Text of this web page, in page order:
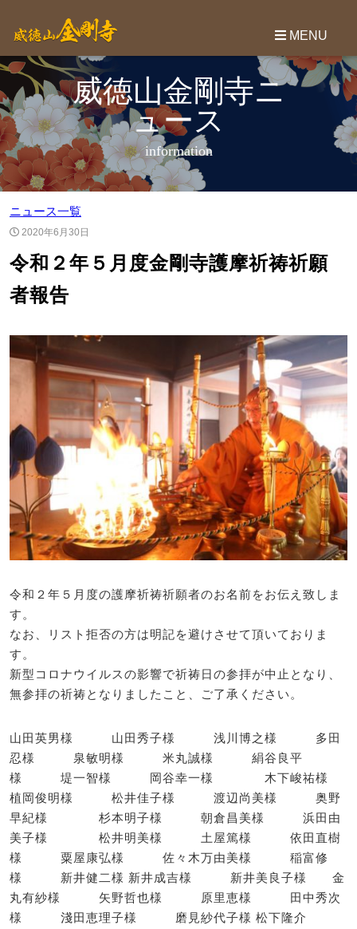
威徳山金剛寺ニ
ュース
information
ニュース一覧
2020年6月30日
令和２年５月度金剛寺護摩祈祷祈願
者報告
令和２年５月度の護摩祈祷祈願者のお名前をお伝え致しま
す。
なお、リスト拒否の方は明記を避けさせて頂いておりま
す。
新型コロナウイルスの影響で祈祷日の参拝が中止となり、
無参拝の祈祷となりましたこと、ご了承ください。
山田英男様 山田秀子様 浅川博之様 多田
忍様 泉敏明様 米丸誠様 絹谷良平
様 堤一智様 岡谷幸一様 木下峻祐様
植岡俊明様 松井佳子様 渡辺尚美様 奥野
早紀様 杉本明子様 朝倉昌美様 浜田由
美子様 松井明美様 土屋篤様 依田直樹
様 粟屋康弘様 佐々木万由美様 稲富修
様 新井健二様 新井成吉様 新井美良子様 金
丸有紗様 矢野哲也様 原里恵様 田中秀次
様 淺田恵理子様 磨見紗代子様 松下隆介